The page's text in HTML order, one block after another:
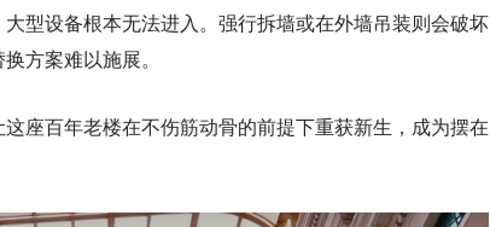
型设备根本无法进入。强行拆墙或在外墙吊装则会破坏
方案难以施展。
座百年老楼在不伤筋动骨的前提下重获新生，成为摆在